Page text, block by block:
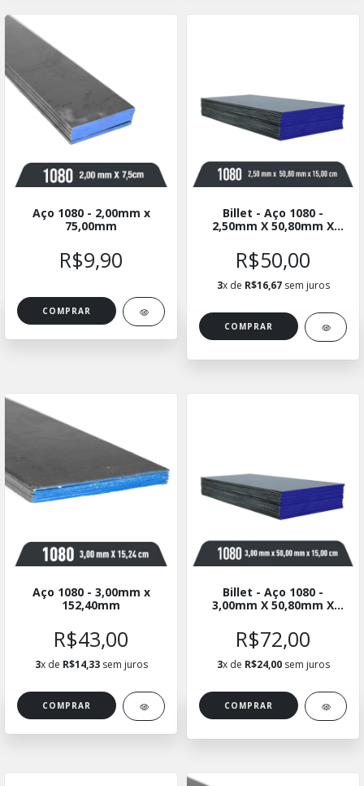
Aço 1080 - 2,00mm x
75,00mm
R$9,90
COMPRAR
Billet - Aço 1080 -
2,50mm X 50,80mm X
Unidades
R$50,00
3x de R$16,67sem juros
Aço 1080 - 3,00mm x
152,40mm
R$43,00
3x de R$14,33sem juros
COMPRAR
Billet - Aço 1080 -
3,00mm X 50,80mm X
Unidades
R$72,00
3x de R$24,00sem juros